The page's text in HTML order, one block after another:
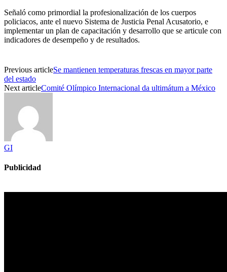
Señaló como primordial la profesionalización de los cuerpos
policiacos, ante el nuevo Sistema de Justicia Penal Acusatorio, e
implementar un plan de capacitación y desarrollo que se articule con
indicadores de desempeño y de resultados.
Previous articleSe mantienen temperaturas frescas en mayor parte
del estado
Next articleComité Olímpico Internacional da ultimátum a México
GI
Publicidad